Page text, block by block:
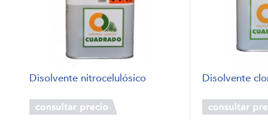
Disolvente nitrocelulósico Disolvente